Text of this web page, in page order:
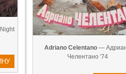
Adriano Celentano—
Челентано '74